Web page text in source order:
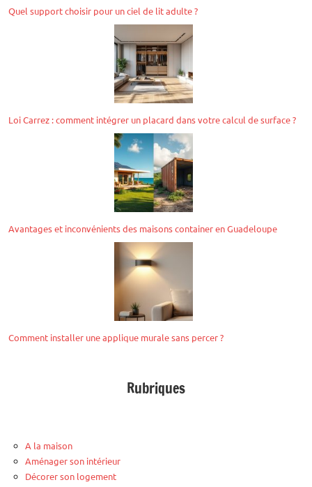
Quel support choisir pour un ciel de lit adulte ?
Loi Carrez : comment intégrer un placard dans votre calcul de surface ?
Avantages et inconvénients des maisons container en Guadeloupe
Comment installer une applique murale sans percer ?
Rubriques
A la maison
Aménager son intérieur
Décorer son logement